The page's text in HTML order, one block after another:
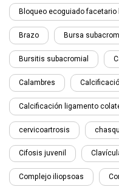
Bloqueo ecoguiado facetario
Brazo Bursa
Bursitis subacromial
Calambres
Calcificación ligamento
cervicoartrosis
Cifosis juvenil
Complejo iliopsoas